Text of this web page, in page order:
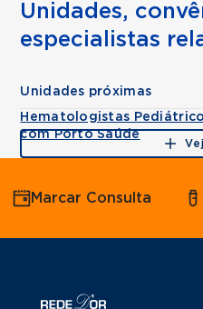
Unidades,
especialistas
Unidades próximas
Hematologistas
com Porto Saúde
Marcar Consulta